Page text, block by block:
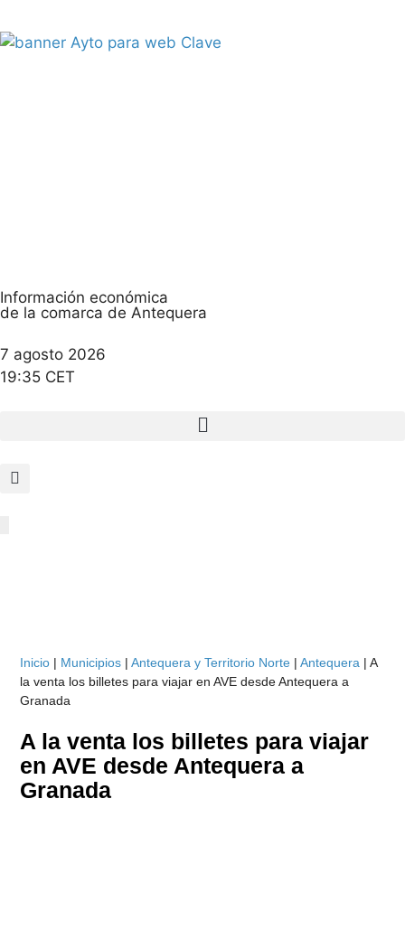
Información económica
de la comarca de Antequera
7 agosto 2026
19:35 CET
Inicio | Municipios |Antequera y Territorio Norte |Antequera |A
la venta los billetes para viajar en AVE desde Antequera a
Granada
A la venta los billetes para viajar
en AVE desde Antequera a
Granada